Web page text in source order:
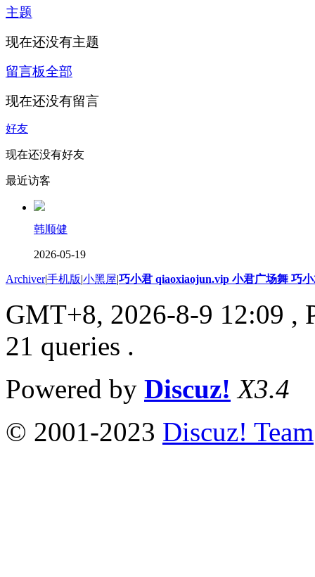
主题
现在还没有主题
留言板全部
现在还没有留言
好友
现在还没有好友
最近访客
韩顺健
2026-05-19
Archiver|手机版|小黑屋|巧小君 qiaoxiaojun.vip 小君广场舞 巧
GMT+8, 2026-8-9 12:09 ,
21 queries .
Powered by Discuz! X3.4
© 2001-2023 Discuz! Team